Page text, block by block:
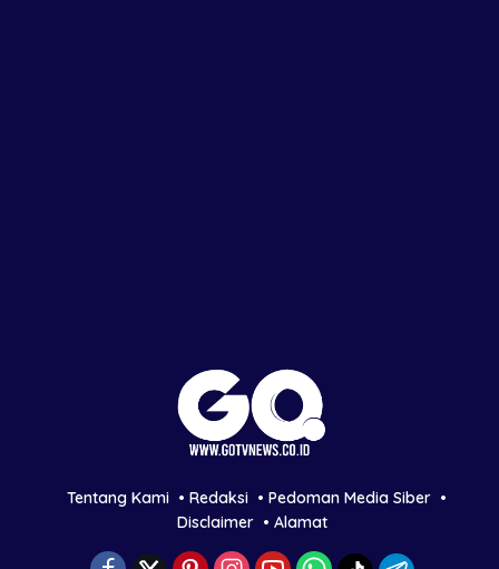
Tentang Kami Redaksi
Pedoman Media Siber
Disclaimer
Alamat